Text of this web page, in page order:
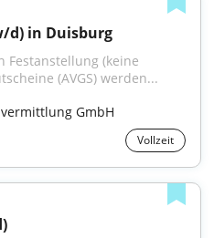
d) in Duisburg
Festanstellung (keine
(AVGS) werden...
GmbH
Vollzeit